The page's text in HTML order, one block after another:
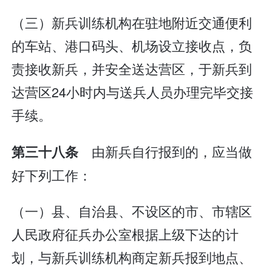
（三）新兵训练机构在驻地附近交通便利
的车站、港口码头、机场设立接收点，负
责接收新兵，并安全送达营区，于新兵到
达营区24小时内与送兵人员办理完毕交接
手续。
第三十八条 由新兵自行报到的，应当做
好下列工作：
（一）县、自治县、不设区的市、市辖区
人民政府征兵办公室根据上级下达的计
划，与新兵训练机构商定新兵报到地点、